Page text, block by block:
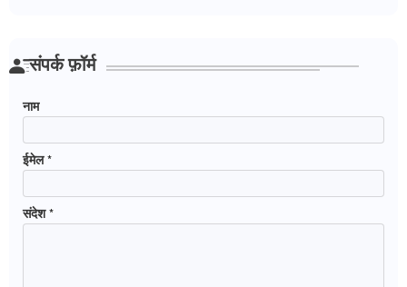
संपर्क फ़ॉर्म
नाम
ईमेल *
संदेश *